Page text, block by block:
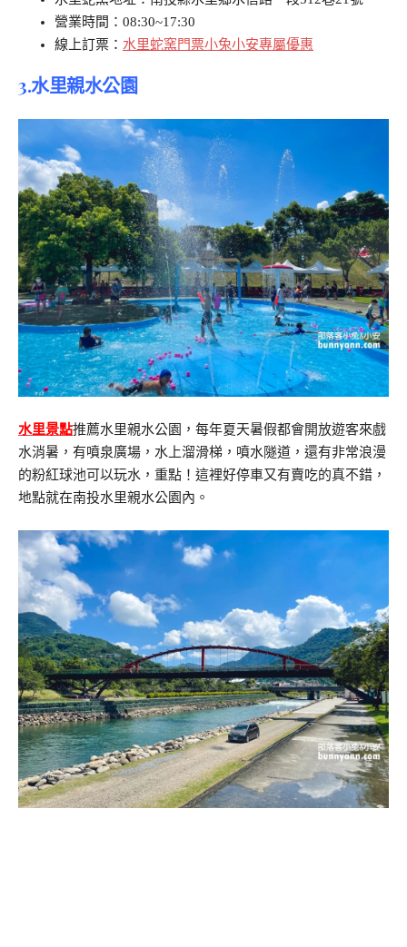
營業時間：08:30~17:30
線上訂票： 水里蛇窯門票小兔小安專屬優惠
3.水里親水公園
水里景點推薦水里親水公園，每年夏天暑假都會開放遊客來戲
水消暑，有噴泉廣場，水上溜滑梯，噴水隧道，還有非常浪漫
的粉紅球池可以玩水，重點！這裡好停車又有賣吃的真不錯，
地點就在南投水里親水公園內。